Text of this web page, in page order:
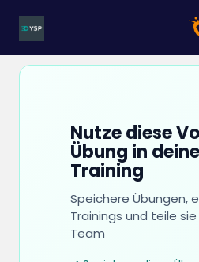
Nutze diese
Übung in
Training
Speichere Übungen,
Trainings und teile
Team